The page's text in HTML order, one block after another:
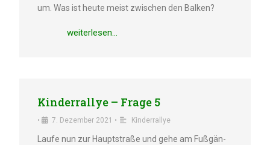
um. Was ist heute meist zwischen den Balken?
weiter­le­sen…
Kinder­ral­lye – Frage 5
• 7. Dezem­ber 2021 • Kinder­ral­lye
Laufe nun zur Haupt­stra­ße und gehe am Fußgän­